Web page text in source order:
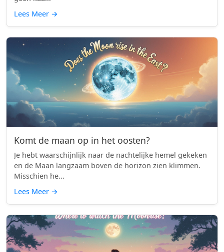
Lees Meer →
Komt de maan op in het oosten?
Je hebt waarschijnlijk naar de nachtelijke hemel gekeken
en de Maan langzaam boven de horizon zien klimmen.
Misschien he...
Lees Meer →